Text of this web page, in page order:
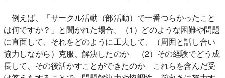
例えば、「サークル活動（部活動）で一番つらかったこと
は何ですか？」と聞かれた場合。（1）どのような困難や問題
に直面して、それをどのように工夫して、（周囲と話し合い
協力しながら）克服、解決したのか （2）その経験でどう成
長して、その後活かすことができたのか これらを含んだ受